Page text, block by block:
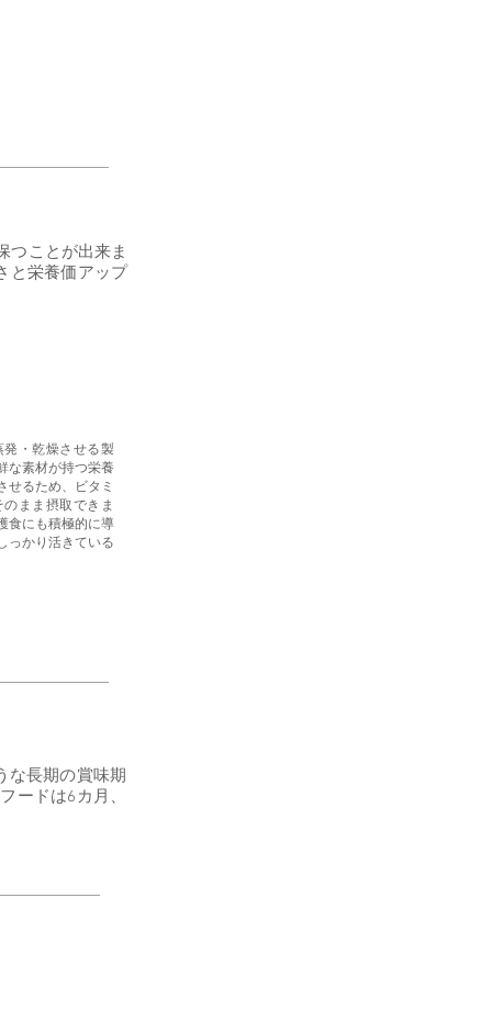
つことが出来ま
と栄養価アップ
・乾燥させる製
な素材が持つ栄養
せるため、ビタミ
まま摂取できま
食にも積極的に導
っかり活きている
な長期の賞味期
ードは6カ月、